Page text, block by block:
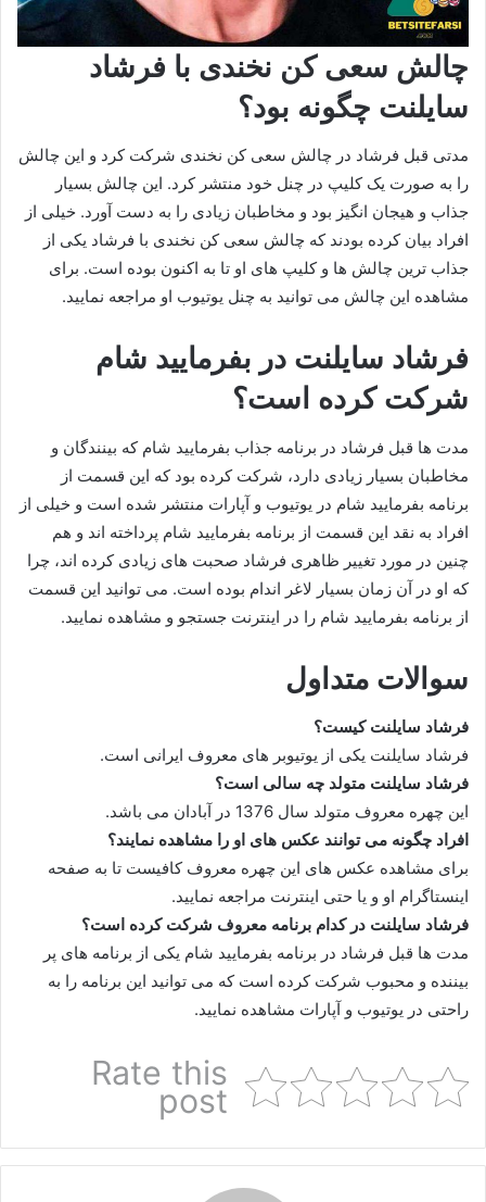
چالش سعی کن نخندی با فرشاد
سایلنت چگونه بود؟
مدتی قبل فرشاد در چالش سعی کن نخندی شرکت کرد و این چالش
را به صورت یک کلیپ در چنل خود منتشر کرد. این چالش بسیار
جذاب و هیجان انگیز بود و مخاطبان زیادی را به دست آورد. خیلی از
افراد بیان کرده بودند که چالش سعی کن نخندی با فرشاد یکی از
جذاب ترین چالش ها و کلیپ های او تا به اکنون بوده است. برای
مشاهده این چالش می توانید به چنل یوتیوب او مراجعه نمایید.
فرشاد سایلنت در بفرمایید شام
شرکت کرده است؟
مدت‌ ها قبل فرشاد در برنامه جذاب بفرمایید شام که بینندگان و
مخاطبان بسیار زیادی دارد، شرکت کرده بود که این قسمت از
برنامه بفرمایید شام در یوتیوب و آپارات منتشر شده است و خیلی از
افراد به نقد این قسمت از برنامه بفرمایید شام پرداخته اند و هم
چنین در مورد تغییر ظاهری فرشاد صحبت های زیادی کرده اند، چرا
که او در آن زمان بسیار لاغر اندام بوده است. می توانید این قسمت
از برنامه بفرمایید شام را در اینترنت جستجو و مشاهده نمایید.
سوالات متداول
فرشاد سایلنت کیست؟
فرشاد سایلنت یکی از یوتیوبر های معروف ایرانی است.
فرشاد سایلنت متولد چه سالی است؟
این چهره معروف متولد سال 1376 در آبادان می باشد.
افراد چگونه می توانند عکس های او را مشاهده نمایند؟
برای مشاهده عکس های این چهره معروف کافیست تا به صفحه
اینستاگرام او و یا حتی اینترنت مراجعه نمایید.
فرشاد سایلنت در کدام برنامه معروف شرکت کرده است؟
مدت‌ ها قبل فرشاد در برنامه بفرمایید شام یکی از برنامه های پر
بیننده و محبوب شرکت کرده است که می توانید این برنامه را به
راحتی در یوتیوب و آپارات مشاهده نمایید.
Rate this
post